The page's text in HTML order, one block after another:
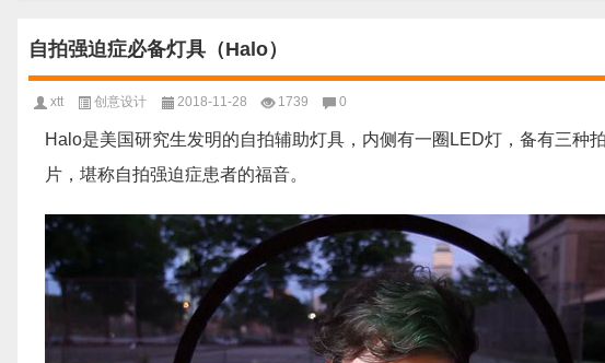
自拍强迫症必备灯具（Halo）
xtt 创意设计 2018-11-28 1739 0
Halo是美国研究生发明的自拍辅助灯具，内侧有一圈LED灯，备有三种
片，堪称自拍强迫症患者的福音。